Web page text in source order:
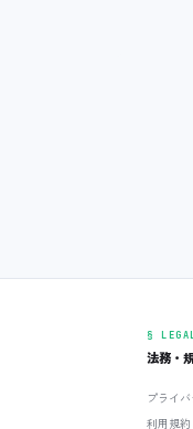
§
法務・
プライ
利用規